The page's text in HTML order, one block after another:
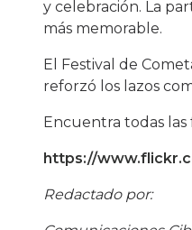
y celebración. La
más memorable.
El Festival de
reforzó los lazos
Encuentra todas
https://
Redactado por: